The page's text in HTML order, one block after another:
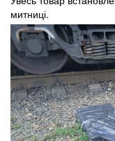
митниці.